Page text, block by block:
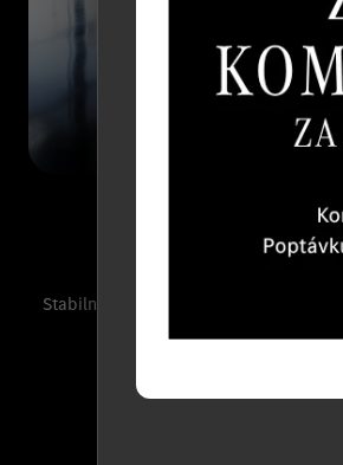
Stabilní nabídku modelů Mercedes-